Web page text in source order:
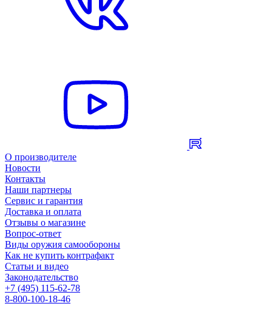
О производителе
Новости
Контакты
Наши партнеры
Сервис и гарантия
Доставка и оплата
Отзывы о магазине
Вопрос-ответ
Виды оружия самообороны
Как не купить контрафакт
Статьи и видео
Законодательство
+7 (495) 115-62-78
8-800-100-18-46